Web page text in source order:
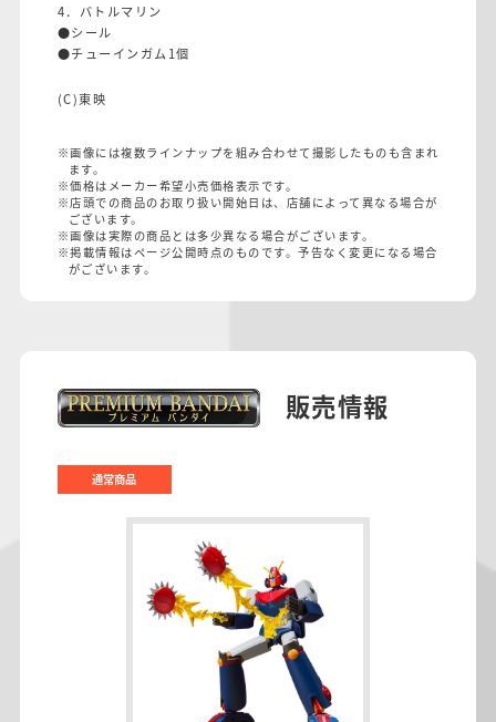
4．バトルマリン
●シール
●チューインガム1個
(C)東映
※画像には複数ラインナップを組み合わせて撮影したものも含まれ
ます。
※価格はメーカー希望小売価格表示です。
※店頭での商品のお取り扱い開始日は、店舗によって異なる場合が
ございます。
※画像は実際の商品とは多少異なる場合がございます。
※掲載情報はページ公開時点のものです。予告なく変更になる場合
がございます。
販売情報
通常商品